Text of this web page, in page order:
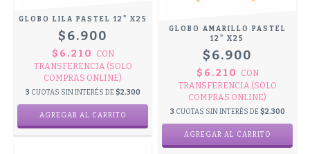
GLOBO LILA PASTEL 12" X25
$6.900
$6.210
CON
TRANSFERENCIA (SOLO
COMPRAS ONLINE)
3 CUOTAS SIN INTERÉS DE $2.300
GLOBO AMARILLO PASTEL
12" X25
$6.900
$6.210
CON
TRANSFERENCIA (SOLO
COMPRAS ONLINE)
3 CUOTAS SIN INTERÉS DE $2.300